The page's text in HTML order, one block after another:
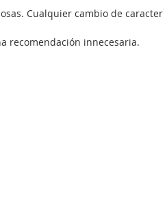
Cualquier cambio de caracter
recomendación innecesaria.